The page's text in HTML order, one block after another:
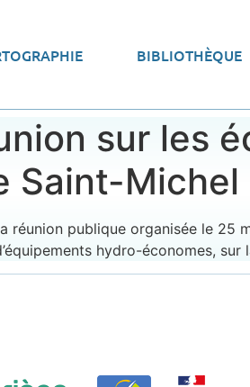
BIBLIOTHÈQUE
sur les
Saint-Michel
réunion publique organisée le 25
hydro-économes, sur